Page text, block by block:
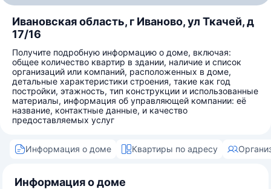
Ивановская область, г Иваново, ул Ткачей, д
17/16
Получите подробную информацию о доме, включая:
общее количество квартир в здании, наличие и список
организаций или компаний, расположенных в доме,
детальные характеристики строения, такие как год
постройки, этажность, тип конструкции и использованные
материалы, информация об управляющей компании: её
название, контактные данные, и качество
предоставляемых услуг
Информация о доме Квартиры по адресу
Информация о доме